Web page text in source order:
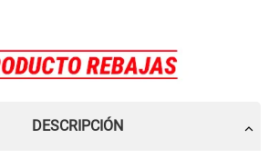
DESCRIPCIÓN